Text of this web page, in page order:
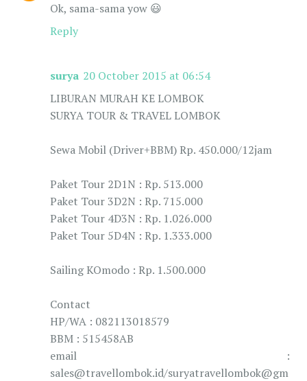
Ok, sama-sama yow 😃
Reply
surya 20 October 2015 at 06:54
LIBURAN MURAH KE LOMBOK
SURYA TOUR & TRAVEL LOMBOK
Sewa Mobil (Driver+BBM) Rp. 450.000/12jam
Paket Tour 2D1N : Rp. 513.000
Paket Tour 3D2N : Rp. 715.000
Paket Tour 4D3N : Rp. 1.026.000
Paket Tour 5D4N : Rp. 1.333.000
Sailing KOmodo : Rp. 1.500.000
Contact
HP/WA : 082113018579
BBM : 515458AB
email :
sales@travellombok.id/suryatravellombok@gm